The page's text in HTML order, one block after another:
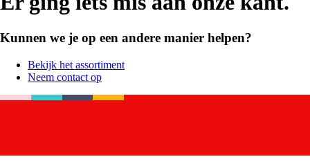
Kunnen we je op een andere manier helpen?
Bekijk het assortiment
Neem contact op